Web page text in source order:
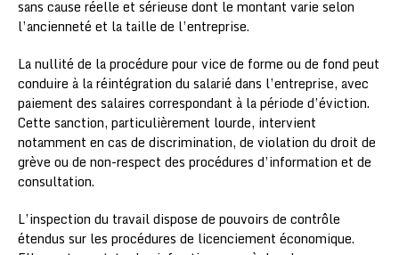
sans cause réelle et sérieuse dont le montant varie selon
l’ancienneté et la taille de l’entreprise.
La nullité de la procédure pour vice de forme ou de fond peut
conduire à la réintégration du salarié dans l’entreprise, avec
paiement des salaires correspondant à la période d’éviction.
Cette sanction, particulièrement lourde, intervient
notamment en cas de discrimination, de violation du droit de
grève ou de non-respect des procédures d’information et de
consultation.
L’inspection du travail dispose de pouvoirs de contrôle
étendus sur les procédures de licenciement économique.